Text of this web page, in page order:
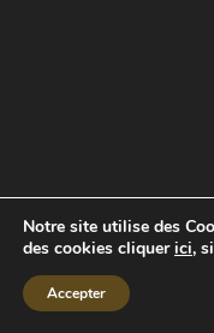
Notre site utilise des
des cookies cliquerici,
Accepter